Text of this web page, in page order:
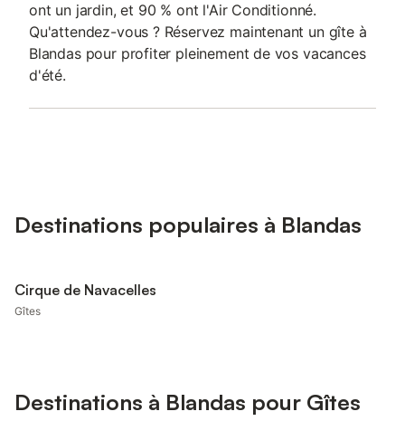
ont un jardin, et 90 % ont l'Air Conditionné.
Qu'attendez-vous ? Réservez maintenant un gîte à
Blandas pour profiter pleinement de vos vacances
d'été.
Destinations populaires à Blandas
Cirque de Navacelles
Gîtes
Destinations à Blandas pour Gîtes